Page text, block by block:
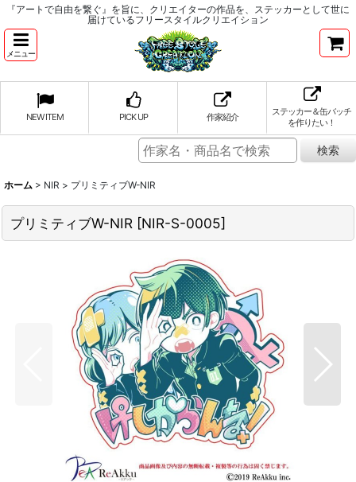
『アートで自由を繋ぐ』を旨に、クリエイターの作品を、ステッカーとして世に
届けているフリースタイルクリエイション
メニュー
NEW ITEM PICK UP 作家紹介
ステッカー＆缶バッチ
を作りたい！
ホーム > NIR > プリミティブW-NIR
プリミティブW-NIR [NIR-S-0005]